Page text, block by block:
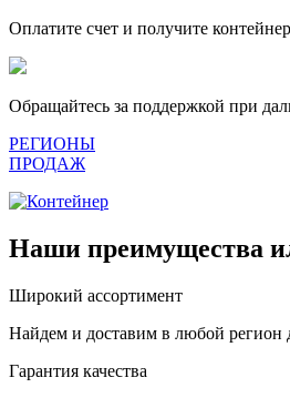
Оплатите счет и получите
Обращайтесь за поддержкой при
РЕГИОНЫ
ПРОДАЖ
Наши преимущества
Широкий ассортимент
Найдем и доставим в любой регион
Гарантия качества